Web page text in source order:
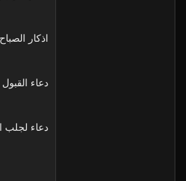
اذكار
دعاء القبول
دعاء لجلب